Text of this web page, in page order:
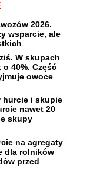
2026.
wsparcie, ale
W skupach
o 40%. Część
owoce
hurcie i skupie
nawet 20
skupy
na agregaty
dla rolników
przed